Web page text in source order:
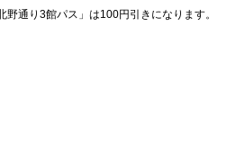
通り3館パス」は100円引きになります。